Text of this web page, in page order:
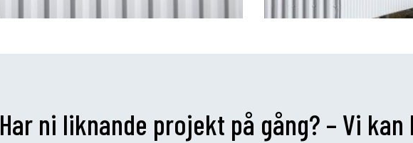
Har ni liknande projekt på gång? – Vi